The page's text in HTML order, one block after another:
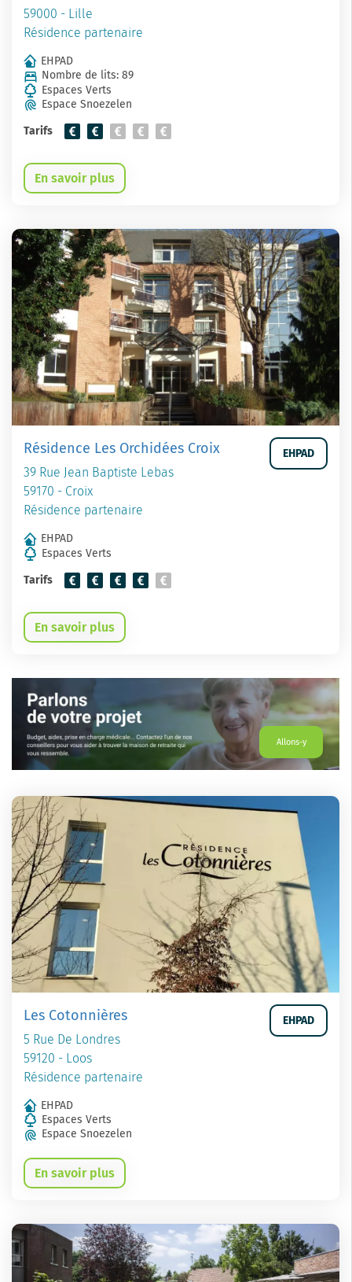
59000 - Lille
Résidence partenaire
EHPAD
Nombre de lits: 89
Espaces Verts
Espace Snoezelen
Tarifs
En savoir plus
Résidence Les Orchidées Croix
39 Rue Jean Baptiste Lebas
59170 - Croix
Résidence partenaire
EHPAD
EHPAD
Espaces Verts
Tarifs
En savoir plus
Allons-y
Les Cotonnières
5 Rue De Londres
59120 - Loos
Résidence partenaire
EHPAD
EHPAD
Espaces Verts
Espace Snoezelen
En savoir plus